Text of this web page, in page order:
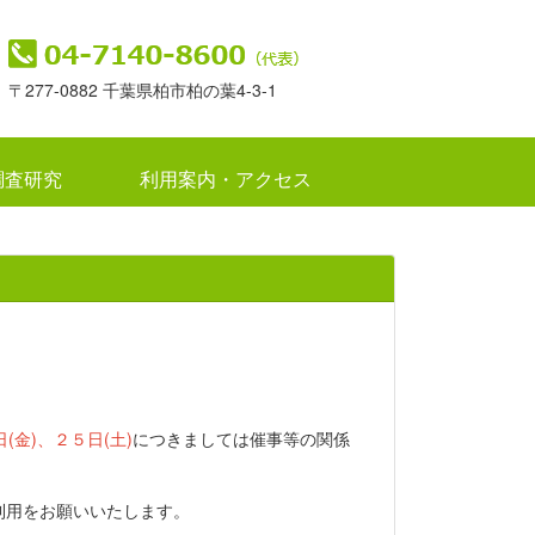
〒277-0882 千葉県柏市柏の葉4-3-1
研究 利用案内・アクセス
(金)、２５日(土)につきましては催事等の関係
をお願いいたします。